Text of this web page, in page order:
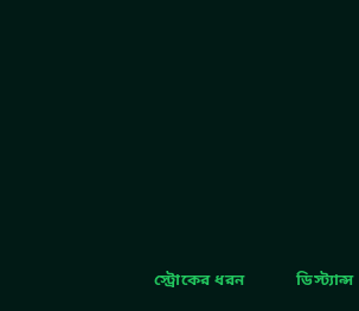
স্ট্রোকের ধরন ডিস্ট্যান্স